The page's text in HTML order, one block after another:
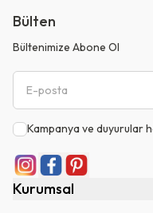
Bülten
Bültenimize Abone Ol
Kampanya ve duyurular
Kurumsal